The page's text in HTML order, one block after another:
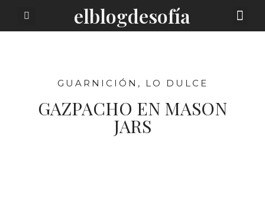
elblogdesofía
GUARNICIÓN , LO DULCE
GAZPACHO EN MASON
JARS